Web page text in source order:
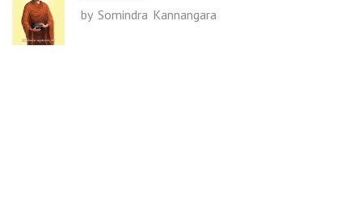
by Somindra Kannangara